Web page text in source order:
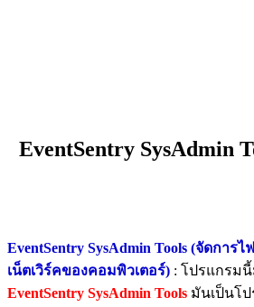
EventSentry SysAdmin
EventSentry SysAdmin Tools (จัดการ
เน็ตเวิร์คของคอมพิวเตอร์) : โปรแกรม
EventSentry SysAdmin Tools มันเป็นโ